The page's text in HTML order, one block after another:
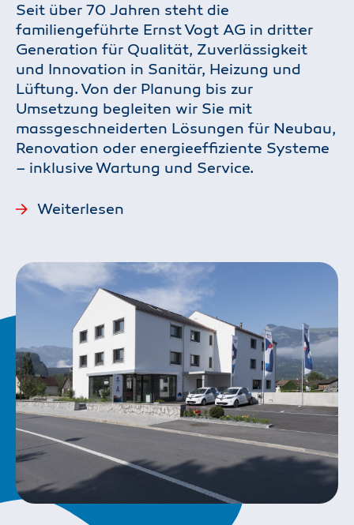
Seit über 70 Jahren steht die
familiengeführte Ernst Vogt AG in dritter
Generation für Qualität, Zuverlässigkeit
und Innovation in Sanitär, Heizung und
Lüftung. Von der Planung bis zur
Umsetzung begleiten wir Sie mit
massgeschneiderten Lösungen für Neubau,
Renovation oder energieeffiziente Systeme
– inklusive Wartung und Service.
Weiterlesen